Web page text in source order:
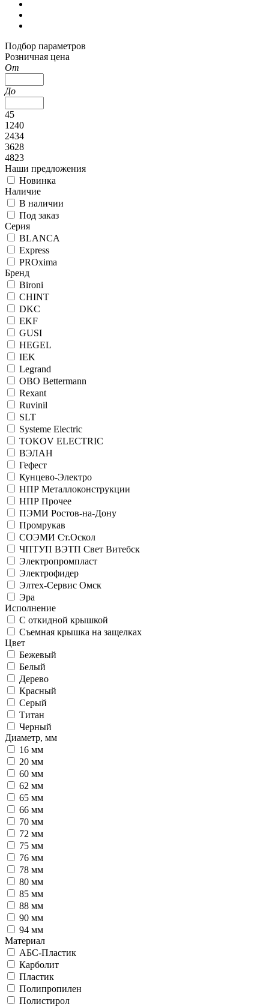
Подбор параметров
Розничная цена
От
До
45
1240
2434
3628
4823
Наши предложения
Новинка
Наличие
В наличии
Под заказ
Серия
BLANCA
Express
PROxima
Бренд
Bironi
CHINT
DKC
EKF
GUSI
HEGEL
IEK
Legrand
OBO Bettermann
Rexant
Ruvinil
SLT
Systeme Electric
TOKOV ELECTRIC
ВЭЛАН
Гефест
Кунцево-Электро
НПР Металлоконструкции
НПР Прочее
ПЭМИ Ростов-на-Дону
Промрукав
СОЭМИ Ст.Оскол
ЧПТУП ВЭТП Свет Витебск
Электропромпласт
Электрофидер
Элтех-Сервис Омск
Эра
Исполнение
С откидной крышкой
Съемная крышка на защелках
Цвет
Бежевый
Белый
Дерево
Красный
Серый
Титан
Черный
Диаметр, мм
16 мм
20 мм
60 мм
62 мм
65 мм
66 мм
70 мм
72 мм
75 мм
76 мм
78 мм
80 мм
85 мм
88 мм
90 мм
94 мм
Материал
АБС-Пластик
Карболит
Пластик
Полипропилен
Полистирол